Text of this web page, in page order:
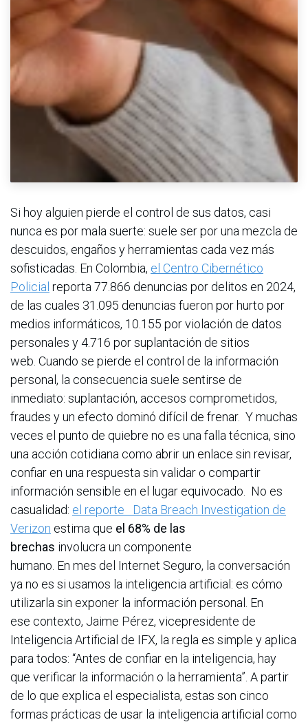
Si hoy alguien pierde el control de sus datos, casi
nunca es por mala suerte: suele ser por una mezcla de
descuidos, engaños y herramientas cada vez más
sofisticadas. En Colombia, el Centro Cibernético
Policial reporta 77.866 denuncias por delitos en 2024,
de las cuales 31.095 denuncias fueron por hurto por
medios informáticos, 10.155 por violación de datos
personales y 4.716 por suplantación de sitios
web. Cuando se pierde el control de la información
personal, la consecuencia suele sentirse de
inmediato: suplantación, accesos comprometidos,
fraudes y un efecto dominó difícil de frenar. Y muchas
veces el punto de quiebre no es una falla técnica, sino
una acción cotidiana como abrir un enlace sin revisar,
confiar en una respuesta sin validar o compartir
información sensible en el lugar equivocado. No es
casualidad: el reporte Data Breach Investigation de
Verizon estima que el 68% de las
brechas involucra un componente
humano. En mes del Internet Seguro, la conversación
ya no es si usamos la inteligencia artificial: es cómo
utilizarla sin exponer la información personal. En
ese contexto, Jaime Pérez, vicepresidente de
Inteligencia Artificial de IFX, la regla es simple y aplica
para todos: “Antes de confiar en la inteligencia, hay
que verificar la información o la herramienta”. A partir
de lo que explica el especialista, estas son cinco
formas prácticas de usar la inteligencia artificial como